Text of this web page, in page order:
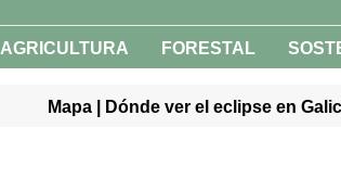
AGRICULTURA FORESTAL
Mapa | Dónde ver el eclipse en